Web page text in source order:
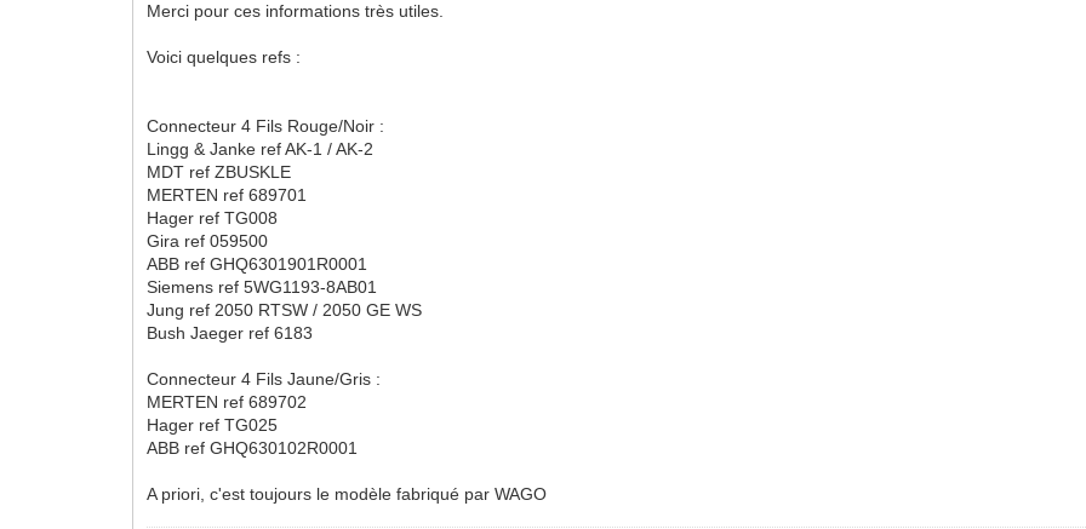
Merci pour ces informations très utiles.
Voici quelques refs :
Connecteur 4 Fils Rouge/Noir :
Lingg & Janke ref AK-1 / AK-2
MDT ref ZBUSKLE
MERTEN ref 689701
Hager ref TG008
Gira ref 059500
ABB ref GHQ6301901R0001
Siemens ref 5WG1193-8AB01
Jung ref 2050 RTSW / 2050 GE WS
Bush Jaeger ref 6183
Connecteur 4 Fils Jaune/Gris :
MERTEN ref 689702
Hager ref TG025
ABB ref GHQ630102R0001
A priori, c'est toujours le modèle fabriqué par WAGO